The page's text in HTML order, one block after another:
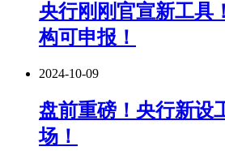
央行刚刚官宣新工具
构可申报！
2024-10-09
盘前重磅！央行新设
场！